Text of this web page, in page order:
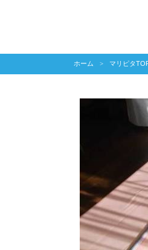
ホーム マリピタ